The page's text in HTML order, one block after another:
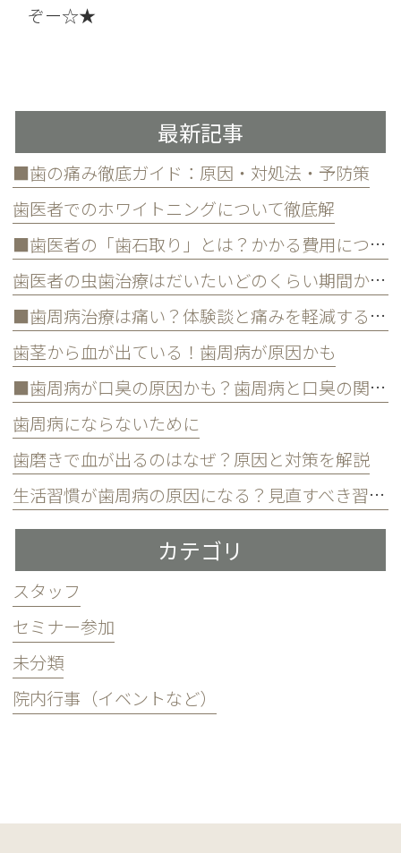
ぞー☆★
最新記事
■歯の痛み徹底ガイド：原因・対処法・予防策
歯医者でのホワイトニングについて徹底解
■歯医者の「歯石取り」とは？かかる費用について
歯医者の虫歯治療はだいたいどのくらい期間かかる？
■歯周病治療は痛い？体験談と痛みを軽減する方法
歯茎から血が出ている！歯周病が原因かも
■歯周病が口臭の原因かも？歯周病と口臭の関係について
歯周病にならないために
歯磨きで血が出るのはなぜ？原因と対策を解説
生活習慣が歯周病の原因になる？見直すべき習慣とは？
カテゴリ
スタッフ
セミナー参加
未分類
院内行事（イベントなど）